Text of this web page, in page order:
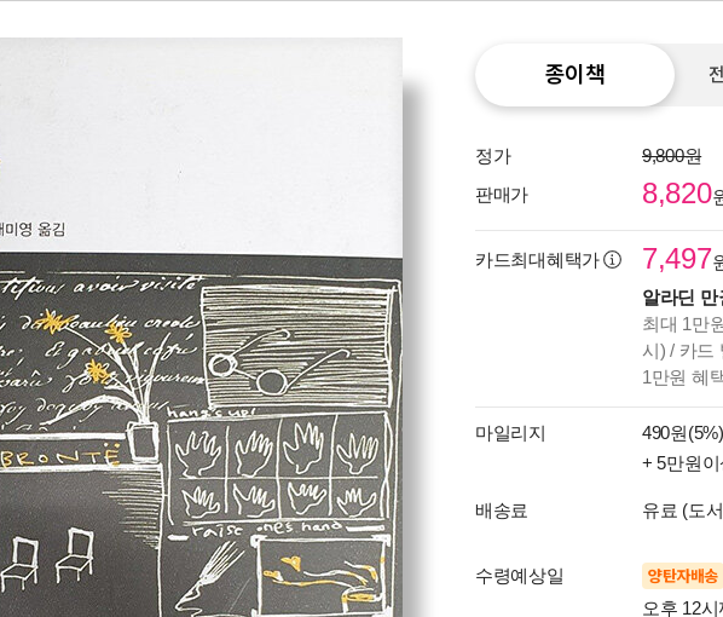
종이책
정가
9,800원
판매가
8,820
카드최대혜택가 7,497
알라딘 만
최대 1만
시) / 카드
1만원 혜
마일리지 490원
+ 5만원
배송료 유료 (도
수령예상일 양탄자배송
오후 12